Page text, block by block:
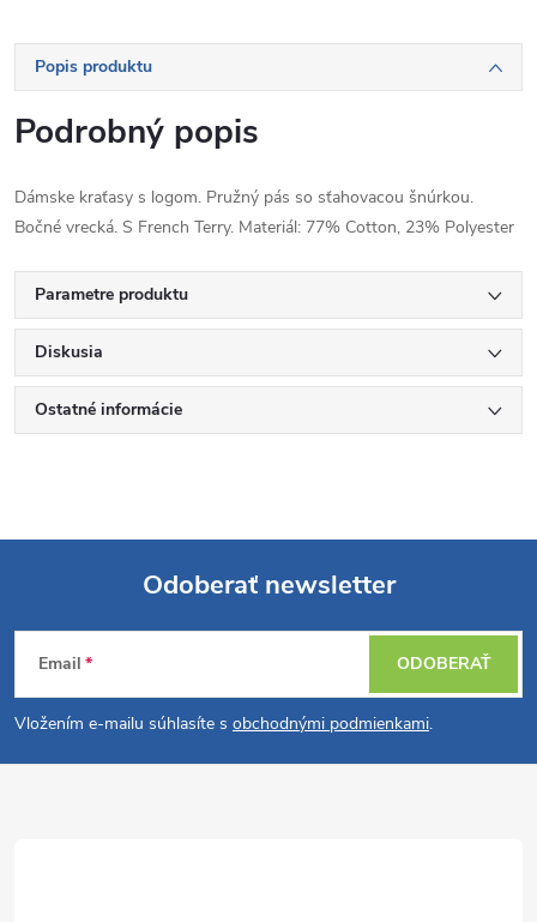
Popis produktu
Podrobný popis
Dámske kraťasy s logom. Pružný pás so sťahovacou šnúrkou.
Bočné vrecká. S French Terry. Materiál: 77% Cotton, 23% Polyester
Parametre produktu
Diskusia
Ostatné informácie
Z
á
p
Odoberať newsletter
Email
Vložením e-mailu súhlasíte s obchodnými podmienkami.
ODOBERAŤ